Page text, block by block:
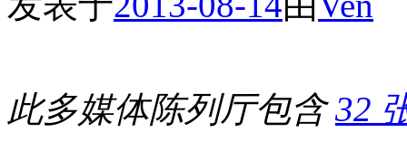
此多媒体陈列厅包含32